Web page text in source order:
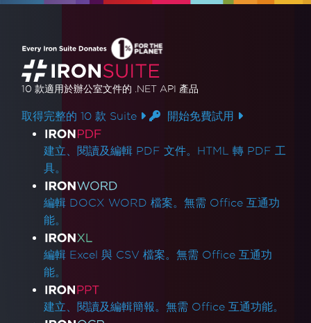
10 款適用於辦公室文件的 .NET API 產品
取得完整的 10 款 Suite 開始免費試用
產品連結
建立、閱讀及編輯 PDF 文件。HTML 轉 PDF 工
具。
編輯 DOCX WORD 檔案。無需 Office 互通功
能。
編輯 Excel 與 CSV 檔案。無需 Office 互通功
能。
建立、閱讀及編輯簡報。無需 Office 互通功能。